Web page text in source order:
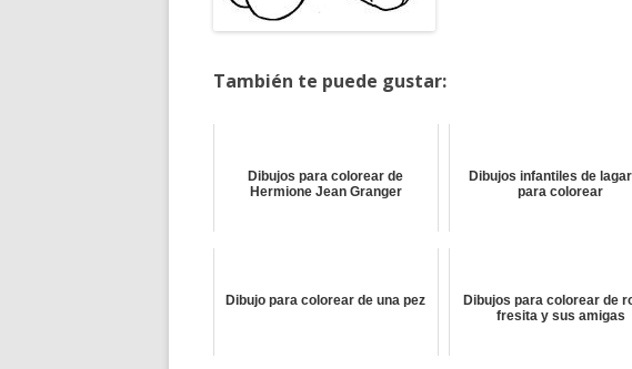
También te puede gustar:
Dibujos para colorear de
Hermione Jean Granger
Dibujos infantiles de
para colorear
Dibujo para colorear de una pez
Dibujos para colorear de
fresita y sus amigas